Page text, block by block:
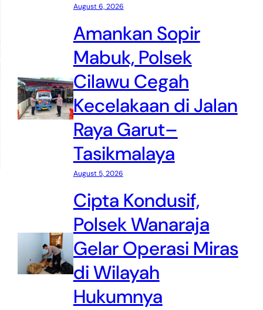
August 6, 2026
Amankan Sopir
Mabuk, Polsek
Cilawu Cegah
Kecelakaan di Jalan
Raya Garut–
Tasikmalaya
August 5, 2026
Cipta Kondusif,
Polsek Wanaraja
Gelar Operasi Miras
di Wilayah
Hukumnya